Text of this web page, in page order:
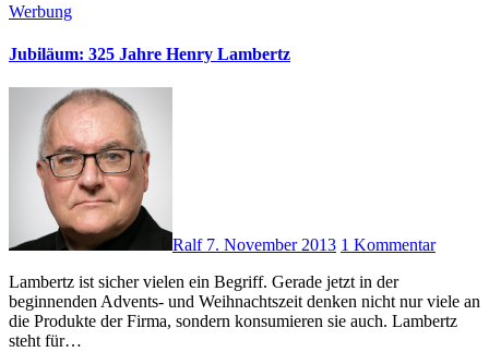
Werbung
Jubiläum: 325 Jahre Henry Lambertz
Ralf 7. November 2013 1 Kommentar
Lambertz ist sicher vielen ein Begriff. Gerade jetzt in der
beginnenden Advents- und Weihnachtszeit denken nicht nur viele an
die Produkte der Firma, sondern konsumieren sie auch. Lambertz
steht für…